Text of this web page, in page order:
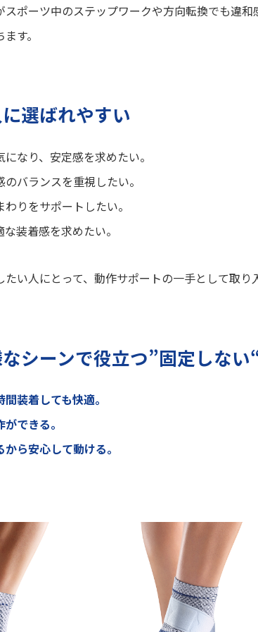
スポーツ中のステップワークや方向転換でも違
す。
選ばれやすい
なり、安定感を求めたい。
バランスを重視したい。
りをサポートしたい。
装着感を求めたい。
い人にとって、動作サポートの一手として取り
シーンで役立つ”固定しない
装着しても快適。
できる。
ら安心して動ける。